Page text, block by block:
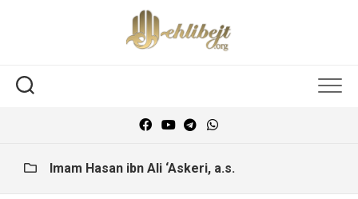
Imam Hasan ibn Ali ‘Askeri, a.s.